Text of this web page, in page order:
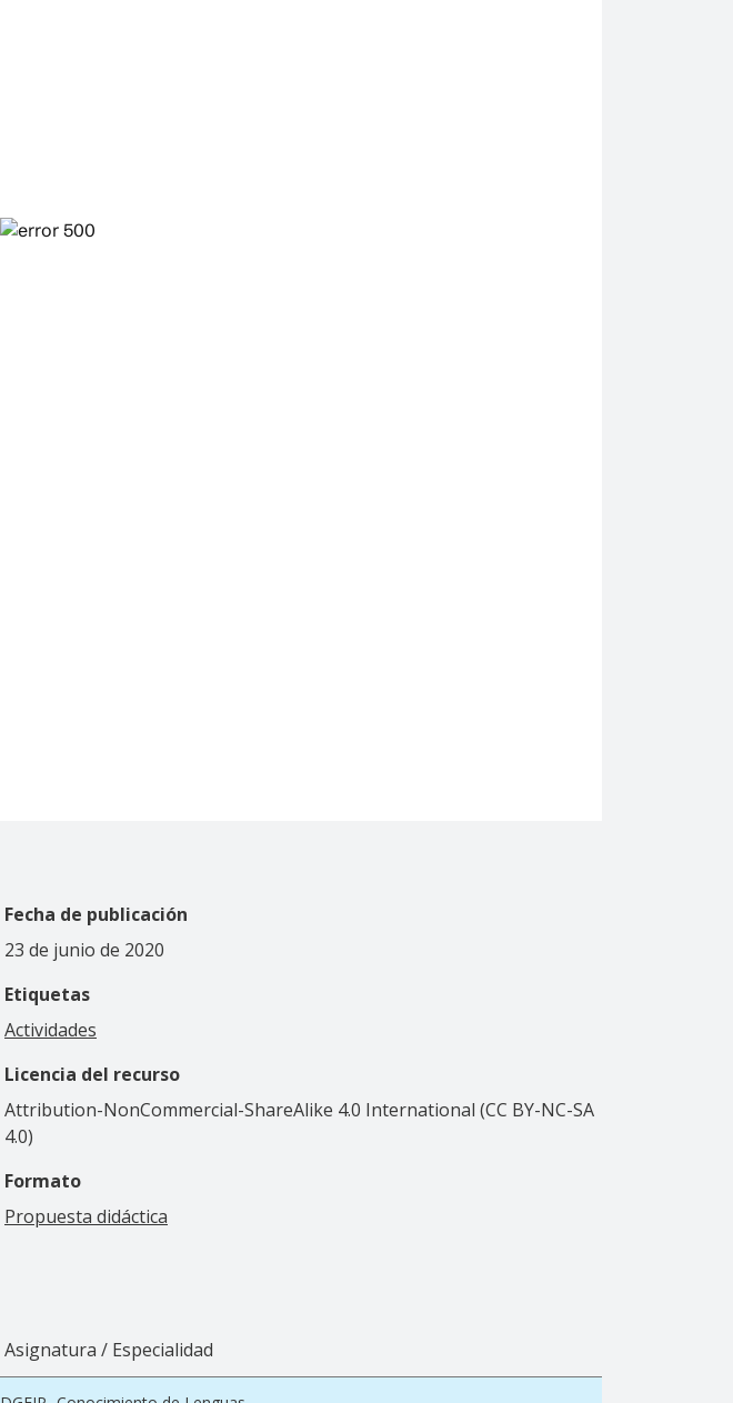
Fecha de publicación
23 de junio de 2020
Etiquetas
Actividades
Licencia del recurso
Attribution-NonCommercial-ShareAlike 4.0 International (CC BY-NC-SA
4.0)
Formato
Propuesta didáctica
Asignatura / Especialidad